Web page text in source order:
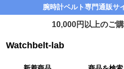
腕時計ベルト専門通販サ
10,000円以上のご
Watchbelt-lab